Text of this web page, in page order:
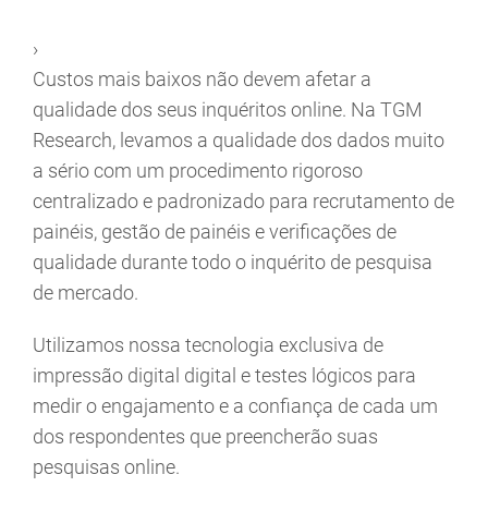
›
Custos mais baixos não devem afetar a
qualidade dos seus inquéritos online. Na TGM
Research, levamos a qualidade dos dados muito
a sério com um procedimento rigoroso
centralizado e padronizado para recrutamento de
painéis, gestão de painéis e verificações de
qualidade durante todo o inquérito de pesquisa
de mercado.
Utilizamos nossa tecnologia exclusiva de
impressão digital digital e testes lógicos para
medir o engajamento e a confiança de cada um
dos respondentes que preencherão suas
pesquisas online.